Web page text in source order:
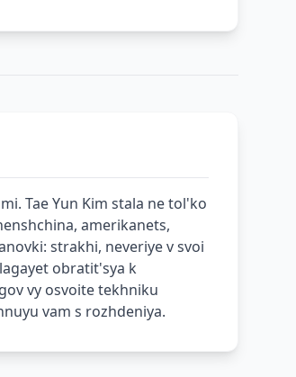
Tae Yun Kim stala ne tol'ko
amerikanets,
strakhi, neveriye v svoi
obratit'sya k
vy osvoite tekhniku
vam s rozhdeniya.